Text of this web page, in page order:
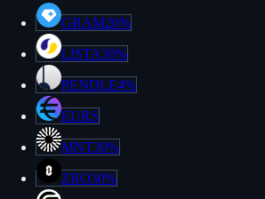
GRAM20%
LISTA30%
PENDLE4%
EURS
MNT30%
ZRO30%